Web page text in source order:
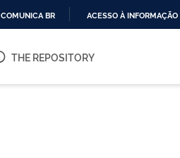
O
COMUNICA BR ACESSO À INFORMAÇÃO
THE REPOSITORY